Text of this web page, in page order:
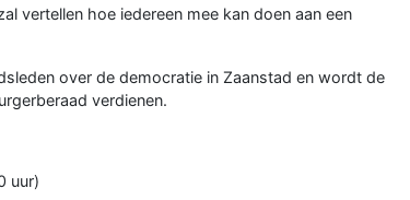
vertellen hoe iedereen mee kan doen aan een
over de democratie in Zaanstad en wordt de
verdienen.
uur)